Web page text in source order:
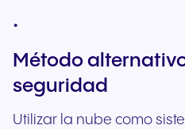
Método
seguridad
Utilizar la nube como